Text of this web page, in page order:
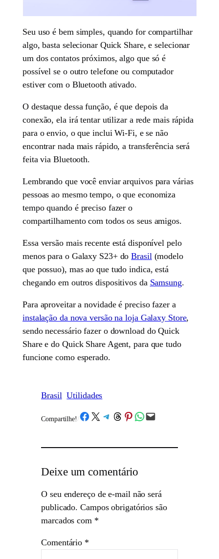
Seu uso é bem simples, quando for compartilhar
algo, basta selecionar Quick Share, e selecionar
um dos contatos próximos, algo que só é
possível se o outro telefone ou computador
estiver com o Bluetooth ativado.
O destaque dessa função, é que depois da
conexão, ela irá tentar utilizar a rede mais rápida
para o envio, o que inclui Wi-Fi, e se não
encontrar nada mais rápido, a transferência será
feita via Bluetooth.
Lembrando que você enviar arquivos para várias
pessoas ao mesmo tempo, o que economiza
tempo quando é preciso fazer o
compartilhamento com todos os seus amigos.
Essa versão mais recente está disponível pelo
menos para o Galaxy S23+ doBrasil (modelo
que possuo), mas ao que tudo indica, está
chegando em outros dispositivos da Samsung.
Para aproveitar a novidade é preciso fazer a
instalação da nova versão na loja Galaxy Store,
sendo necessário fazer o download do Quick
Share e do Quick Share Agent, para que tudo
funcione como esperado.
Brasil Utilidades
Compartilhe! /Share on Facebook
Share on X Share on Telegram
Share on Threads
Share on Pinterest
Share on WhatsApp
Email this Page
Deixe um comentário
O seu endereço de e-mail não será
publicado. Campos obrigatórios são
marcados com *
Comentário *